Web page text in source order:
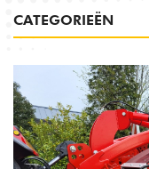
CATEGORIEËN